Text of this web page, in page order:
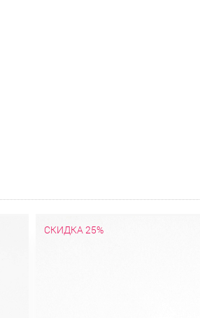
СКИДКА 25%